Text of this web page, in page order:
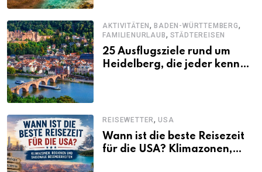
AKTIVITÄTEN,BADEN-WÜRTTEMBERG,
FAMILIENURLAUB, STÄDTEREISEN
25 Ausflugsziele rund um
Heidelberg, die jeder kennen
REISEWETTER,USA
Wann ist die beste Reisezeit
für die USA? Klimazonen,